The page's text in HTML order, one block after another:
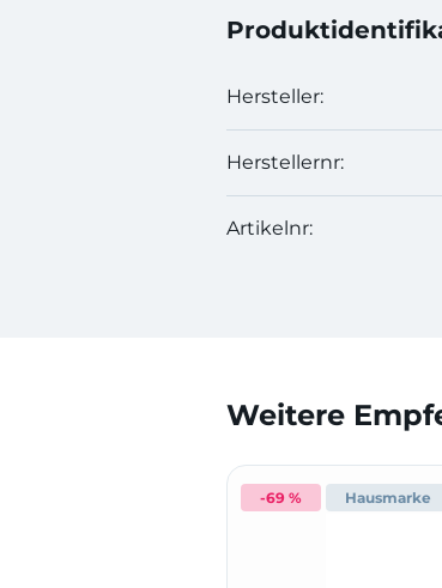
Hersteller:
Herstellernr:
Artikelnr:
Weitere
-69 % Hausmarke